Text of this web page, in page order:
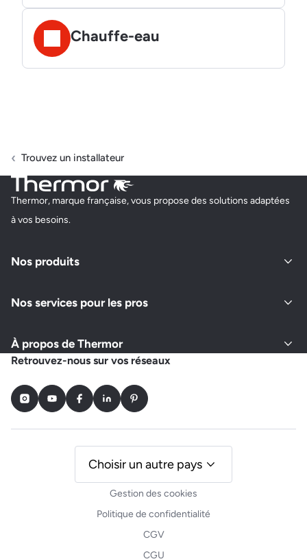
Chauffe-eau
Trouvez un installateur
Thermor, marque française, vous propose des solutions adaptées
à vos besoins.
Nos produits
Nos services pour les pros
À propos de Thermor
Retrouvez-nous sur vos réseaux
InstagramYoutubeFacebookLinkedInPinterest
Gestion des cookies
Politique de confidentialité
CGV
CGU
Choisir un autre pays